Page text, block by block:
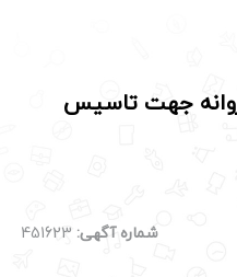
جهت تاسیس
شماره آگهی: 451623